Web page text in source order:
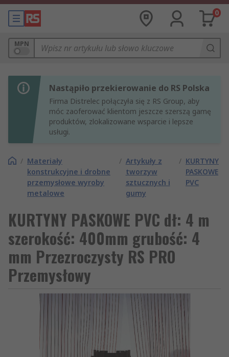
0
MPN
Nastąpiło przekierowanie do RS Polska
Firma Distrelec połączyła się z RS Group, aby
móc zaoferować klientom jeszcze szerszą gamę
produktów, zlokalizowane wsparcie i lepsze
usługi.
/ Materiały
konstrukcyjne i drobne
przemysłowe wyroby
metalowe
/ Artykuły z
tworzyw
sztucznych i
gumy
/ KURTYNY
PASKOWE
PVC
KURTYNY PASKOWE PVC dł: 4 m
szerokość: 400mm grubość: 4
mm Przezroczysty RS PRO
Przemysłowy